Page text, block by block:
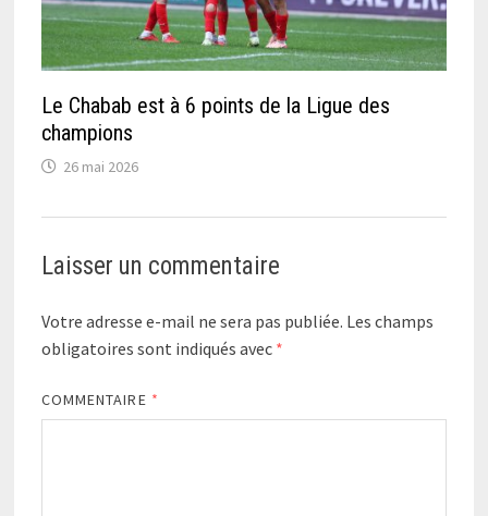
Le Chabab est à 6 points de la Ligue des
champions
26 mai 2026
Laisser un commentaire
Votre adresse e-mail ne sera pas publiée. Les champs
obligatoires sont indiqués avec *
COMMENTAIRE *